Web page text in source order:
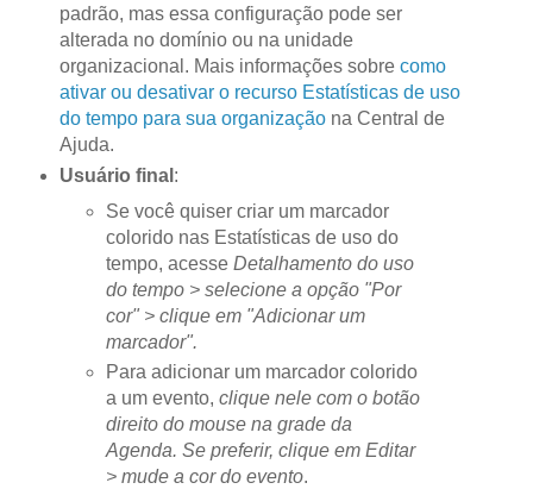
padrão, mas essa configuração pode ser
alterada no domínio ou na unidade
organizacional. Mais informações sobre como
ativar ou desativar o recurso Estatísticas de uso
do tempo para sua organizaçãona Central de
Ajuda.
Usuário final :
Se você quiser criar um marcador
colorido nas Estatísticas de uso do
tempo, acesseDetalhamento do uso
do tempo > selecione a opção "Por
cor" > clique em "Adicionar um
marcador".
Para adicionar um marcador colorido
a um evento,clique nele com o botão
direito do mouse na grade da
Agenda. Se preferir, clique em Editar
> mude a cor do evento.